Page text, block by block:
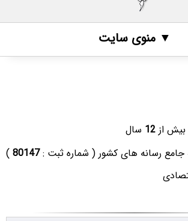
▼ منوی سایت
از 12 سال
جامع رسانه های کشور ( شماره ثبت :80147
)